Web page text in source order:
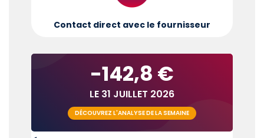
Contact direct avec le fournisseur
-142,8 €
LE 31 JUILLET 2026
DÉCOUVREZ L'ANALYSE DE LA SEMAINE